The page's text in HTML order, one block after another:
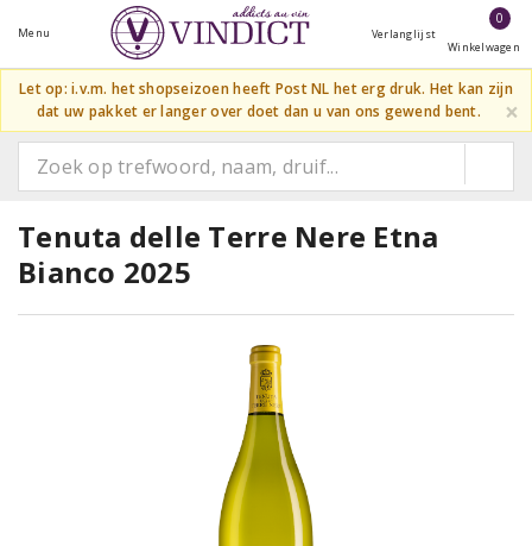
Menu Verlanglijst
0
Winkelwagen
Let op: i.v.m. het shopseizoen heeft Post NL het erg druk. Het kan zijn
dat uw pakket er langer over doet dan u van ons gewend bent.
×
Tenuta delle Terre Nere Etna
Bianco 2025